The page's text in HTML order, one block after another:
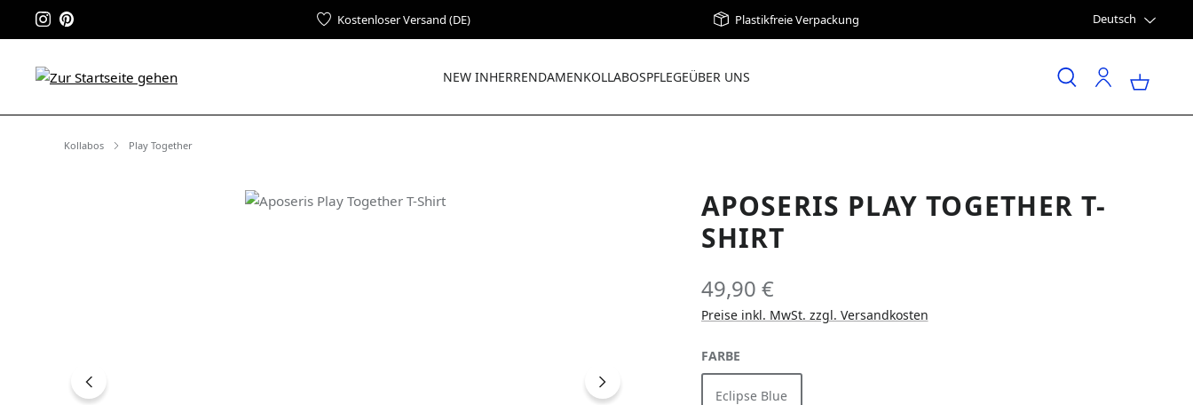
Kostenloser Versand (DE) Plastikfreie Verpackung Deutsch
NEW INHERRENDAMENKOLLABOSPFLEGEÜBER UNS
Kollabos Play Together
APOSERIS PLAY TOGETHER T-
SHIRT
49,90 €
Preise inkl. MwSt. zzgl. Versandkosten
FARBEAUSWÄHLEN
Eclipse Blue